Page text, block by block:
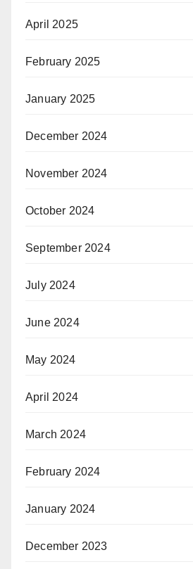
April 2025
February 2025
January 2025
December 2024
November 2024
October 2024
September 2024
July 2024
June 2024
May 2024
April 2024
March 2024
February 2024
January 2024
December 2023